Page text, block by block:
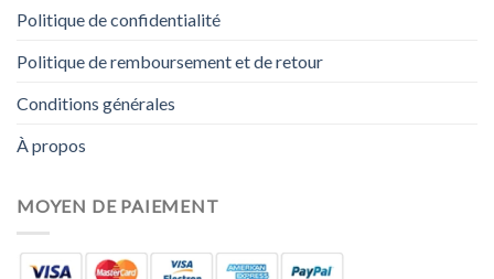
Politique de confidentialité
Politique de remboursement et de retour
Conditions générales
À propos
MOYEN DE PAIEMENT